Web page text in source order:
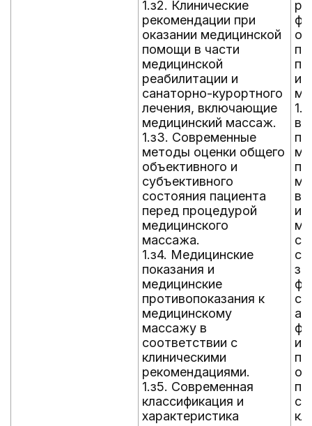
1.з2. Клинические
рекомендации при
оказании медицинской
помощи в части
медицинской
реабилитации и
санаторно-курортного
лечения, включающие
медицинский массаж.
1.з3. Современные
методы оценки общего
объективного и
субъективного
состояния пациента
перед процедурой
медицинского
массажа.
1.з4. Медицинские
показания и
медицинские
противопоказания к
медицинскому
массажу в
соответствии с
клиническими
рекомендациями.
1.з5. Современная
классификация и
характеристика
и
с